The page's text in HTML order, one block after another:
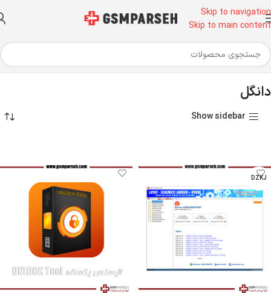
Skip to navigation
Skip to main content
خانه ابزار آلات تعمیرات موبایل باکس٬ دانگل و کابل تعیرات موبایل دانگل
دانگل
Show sidebar
DZKJ